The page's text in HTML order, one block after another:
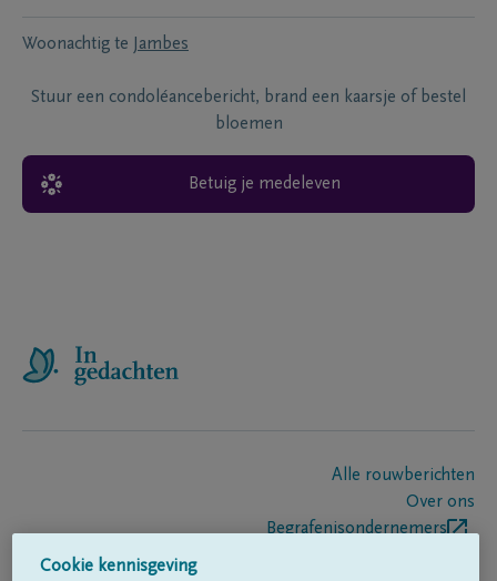
Woonachtig te Jambes
Stuur een condoléancebericht, brand een kaarsje of bestel
bloemen
Betuig je medeleven
Alle rouwberichten
Over ons
Begrafenisondernemers
Cookie kennisgeving